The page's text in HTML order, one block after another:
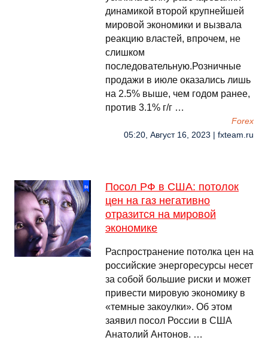
динамикой второй крупнейшей
мировой экономики и вызвала
реакцию властей, впрочем, не
слишком
последовательную.Розничные
продажи в июле оказались лишь
на 2.5% выше, чем годом ранее,
против 3.1% г/г …
Forex
05:20, Август 16, 2023 | fxteam.ru
Посол РФ в США: потолок
цен на газ негативно
отразится на мировой
экономике
Распространение потолка цен на
российские энергоресурсы несет
за собой большие риски и может
привести мировую экономику в
«темные закоулки». Об этом
заявил посол России в США
Анатолий Антонов. …